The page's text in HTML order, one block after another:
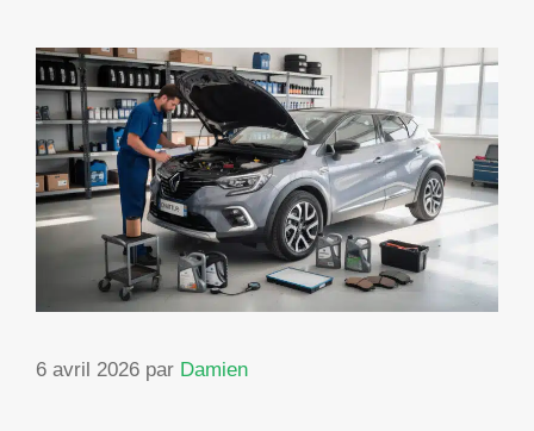
6 avril 2026 par Damien